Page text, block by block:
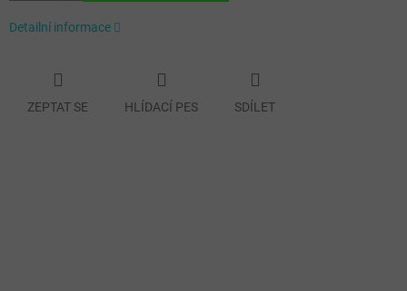
Detailní informace
ZEPTAT SE HLÍDACÍ PES SDÍLET